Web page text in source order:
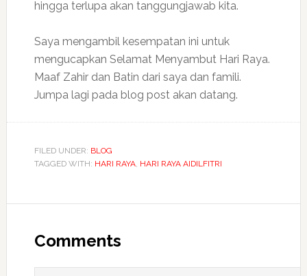
hingga terlupa akan tanggungjawab kita.
Saya mengambil kesempatan ini untuk
mengucapkan Selamat Menyambut Hari Raya.
Maaf Zahir dan Batin dari saya dan famili.
Jumpa lagi pada blog post akan datang.
FILED UNDER: BLOG
TAGGED WITH: HARI RAYA, HARI RAYA AIDILFITRI
Interactions
Comments